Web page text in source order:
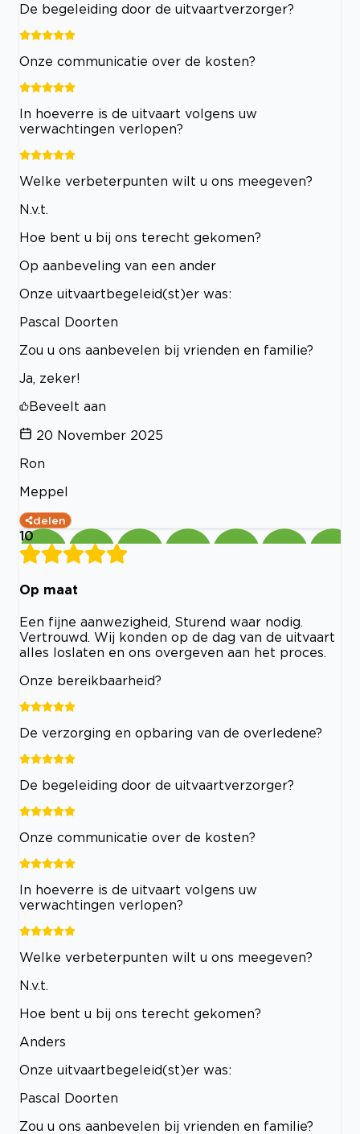
De begeleiding door de uitvaartverzorger?
Onze communicatie over de kosten?
In hoeverre is de uitvaart volgens uw
verwachtingen verlopen?
Welke verbeterpunten wilt u ons meegeven?
N.v.t.
Hoe bent u bij ons terecht gekomen?
Op aanbeveling van een ander
Onze uitvaartbegeleid(st)er was:
Pascal Doorten
Zou u ons aanbevelen bij vrienden en familie?
Ja, zeker!
Beveelt aan
20 November 2025
Ron
Meppel
delen
10
Op maat
Een fijne aanwezigheid, Sturend waar nodig.
Vertrouwd. Wij konden op de dag van de uitvaart
alles loslaten en ons overgeven aan het proces.
Onze bereikbaarheid?
De verzorging en opbaring van de overledene?
De begeleiding door de uitvaartverzorger?
Onze communicatie over de kosten?
In hoeverre is de uitvaart volgens uw
verwachtingen verlopen?
Welke verbeterpunten wilt u ons meegeven?
N.v.t.
Hoe bent u bij ons terecht gekomen?
Anders
Onze uitvaartbegeleid(st)er was:
Pascal Doorten
Zou u ons aanbevelen bij vrienden en familie?